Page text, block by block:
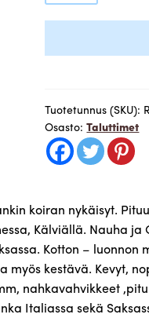
ja
pyöreä
ja
pehmeä
kotimainen
kahdella
nahkastopparilla
,
valmistettu
Kälviällä
määrä
Tuotetunnus (SKU):
Osasto:Taluttimet
koiran nykäisyt.
Kälviällä. Nauha
Kotton –
myös kestävä. Kevyt,
nahkavahvikkeet
Italiassa sekä